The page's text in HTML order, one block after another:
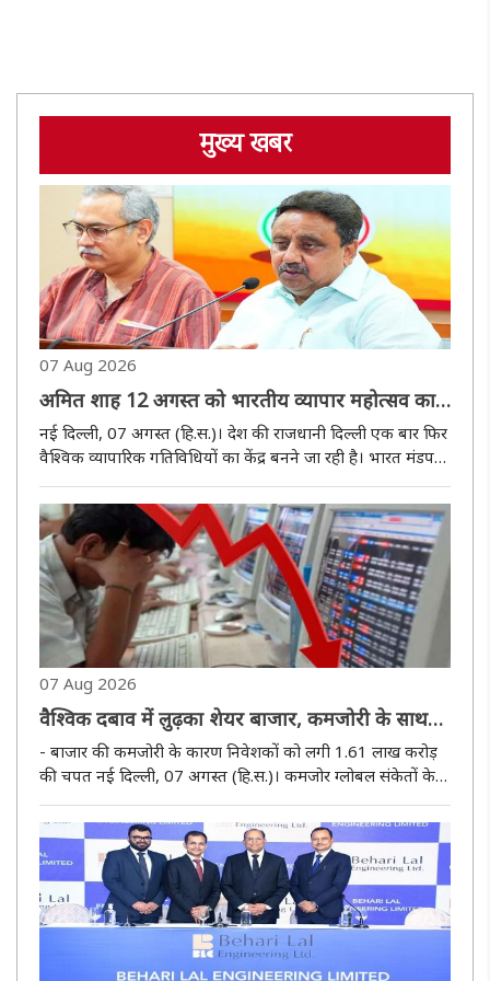
मुख्य खबर
07 Aug 2026
अमित शाह 12 अगस्त को भारतीय व्यापार महोत्सव का
उद्घाटन करेंगे
नई दिल्ली, 07 अगस्त (हि.स.)। देश की राजधानी दिल्ली एक बार फिर
वैश्विक व्यापारिक गतिविधियों का केंद्र बनने जा रही है। भारत मंडपम
आर्थिक प्रगति और वैश्विक व्यापारिक महत्वाकांक्षाओं का ..
07 Aug 2026
वैश्विक दबाव में लुढ़का शेयर बाजार, कमजोरी के साथ
बंद हुए सेंसेक्स-निफ्टी
- बाजार की कमजोरी के कारण निवेशकों को लगी 1.61 लाख करोड़
की चपत नई दिल्ली, 07 अगस्त (हि.स.)। कमजोर ग्लोबल संकेतों के
गिरावट के साथ बंद हुआ। आज के कारोबार की शुरुआत भी कमजोरी
के साथ ..